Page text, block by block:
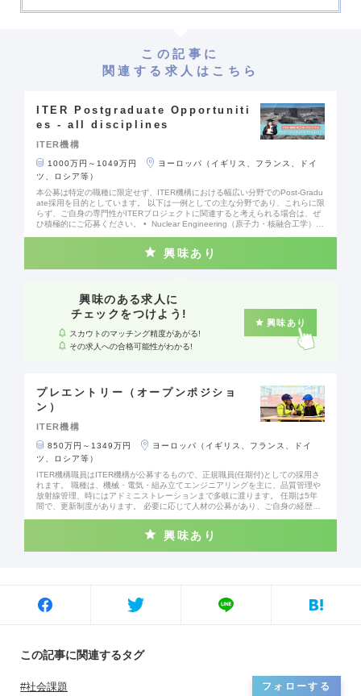
この記事に
関連する求人はこちら
ITER Postgraduate Opportuniti
es - all disciplines
ITER機構
1000万円～1049万円
ヨーロッパ（イギリス、フランス、ドイ
ツ、ロシア等）
本公募は特定の職種に限定せず、ITER機構における幅広い分野でのPost-Gradu
ate採用を目的としています。 以下は一例としての主な分野であり、これらに限
らず、ご自身の専門性がITERプロジェクトに関連すると考えられる場合は、ぜ
ひ積極的にご応募ください。 • Nuclear Engineering（原子力・核融合工学）
ocess Engineering（プロセスエンジニアリング） • Information Technology
興味あり
興味のある求人に
チェックをつけよう!
スカウトのマッチング精度があがる!
その求人への合格可能性がわかる!
興味あり
プレエントリー（オープンポジショ
ン）
ITER機構
850万円～1349万円
ヨーロッパ（イギリス、フランス、ドイ
ツ、ロシア等）
ITER機構職員はITER機構が公募するもので、正規職員(任期付)としての採用さ
れます。 職種は、機械・電気・組み立てエンジニアリングを主に、品質管理や
放射線管理、時にはアドミニストレーションまで多岐に渡ります。 任期は5年
間で、更新制度があります。 必要に応じて人材の公募があり、ご自身の経歴に
験を進める予定です。現在、各国で調達された機器がITERサイトで組み上げら
rdinator ・Data Management Section Leader ・Environmental Protection En
gineer ・Quality Engineer ・Radiation Protection Officer ・Process Engineer
Vacuum Engineer
興味あり
この記事に関連するタグ
社会課題 フォローする